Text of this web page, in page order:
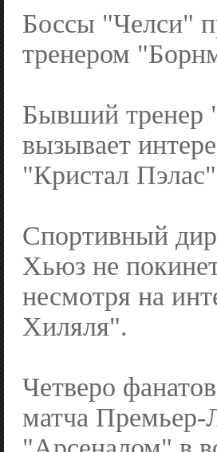
Боссы "Челси"
тренером
Бывший тренер
вызывает
"Кристал
Спортивный
Хьюз не
несмотря на
Хиляля".
Четверо
матча